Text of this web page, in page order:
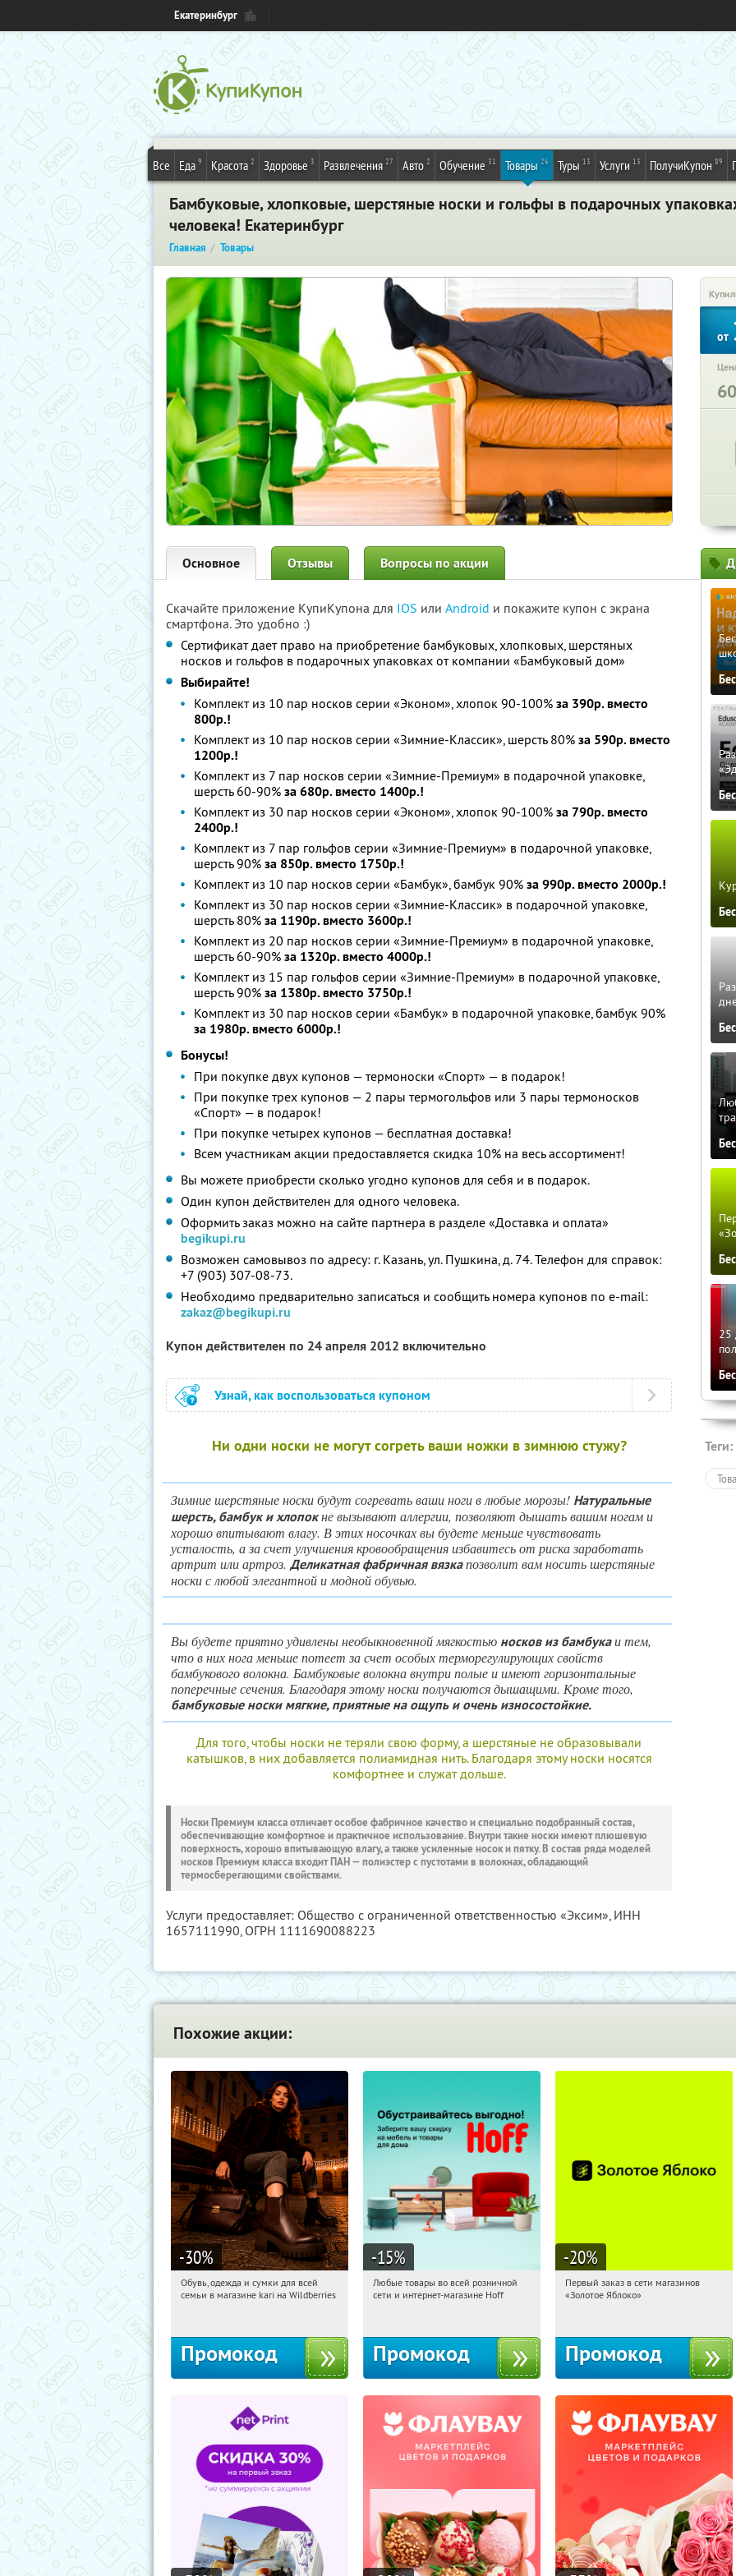
Екатеринбург
Все Еда 9 Красота 2 Здоровье 3 Развлечения 27 Авто 2 Обучение 31 Товары 26 Туры 13 Услуги 13 ПолучиКупон 89
Бамбуковые, хлопковые, шерстяные носки и гольфы в подарочных
человека! Екатеринбург
Главная Товары
от
Основное Отзывы Вопросы по акции
Скачайте приложение КупиКупона для IOS или Android и покажите купон с экрана
смартфона. Это удобно :)
Сертификат дает право на приобретение бамбуковых, хлопковых, шерстяных
носков и гольфов в подарочных упаковках от компании «Бамбуковый дом»
Выбирайте!
Комплект из 10 пар носков серии «Эконом», хлопок 90-100% за 390р. вместо
800р.!
Комплект из 10 пар носков серии «Зимние-Классик», шерсть 80% за 590р. вместо
1200р.!
Комплект из 7 пар носков серии «Зимние-Премиум» в подарочной упаковке,
шерсть 60-90% за 680р. вместо 1400р.!
Комплект из 30 пар носков серии «Эконом», хлопок 90-100% за 790р. вместо
2400р.!
Комплект из 7 пар гольфов серии «Зимние-Премиум» в подарочной упаковке,
шерсть 90% за 850р. вместо 1750р.!
Комплект из 10 пар носков серии «Бамбук», бамбук 90% за 990р. вместо 2000р.!
Комплект из 30 пар носков серии «Зимние-Классик» в подарочной упаковке,
шерсть 80% за 1190р. вместо 3600р.!
Комплект из 20 пар носков серии «Зимние-Премиум» в подарочной упаковке,
шерсть 60-90% за 1320р. вместо 4000р.!
Комплект из 15 пар гольфов серии «Зимние-Премиум» в подарочной упаковке,
шерсть 90% за 1380р. вместо 3750р.!
Комплект из 30 пар носков серии «Бамбук» в подарочной упаковке, бамбук 90%
за 1980р. вместо 6000р.!
Бонусы!
При покупке двух купонов — термоноски «Спорт» — в подарок!
При покупке трех купонов — 2 пары термогольфов или 3 пары термоносков
«Спорт» — в подарок!
При покупке четырех купонов — бесплатная доставка!
Всем участникам акции предоставляется скидка 10% на весь ассортимент!
Вы можете приобрести сколько угодно купонов для себя и в подарок.
Один купон действителен для одного человека.
Оформить заказ можно на сайте партнера в разделе «Доставка и оплата»
begikupi.ru
Возможен самовывоз по адресу: г. Казань, ул. Пушкина, д. 74. Телефон для справок:
+7 (903) 307-08-73.
Необходимо предварительно записаться и сообщить номера купонов по e-mail:
zakaz@begikupi.ru
Купон действителен по 24 апреля 2012 включительно
Узнай, как воспользоваться купоном
Ни одни носки не могут согреть ваши ножки в зимнюю стужу?
Зимние шерстяные носки будут согревать ваши ноги в любые морозы! Натуральные
шерсть, бамбук и хлопокне вызывают аллергии, позволяют дышать вашим ногам и
хорошо впитывают влагу. В этих носочках вы будете меньше чувствовать
усталость, а за счет улучшения кровообращения избавитесь от риска заработать
артрит или артроз. Деликатная фабричная вязкапозволит вам носить шерстяные
носки с любой элегантной и модной обувью.
Вы будете приятно удивлены необыкновенной мягкостью носков из бамбукаи тем,
что в них нога меньше потеет за счет особых терморегулирующих свойств
бамбукового волокна. Бамбуковые волокна внутри полые и имеют горизонтальные
поперечные сечения. Благодаря этому носки получаются дышащими. Кроме того,
бамбуковые носки мягкие, приятные на ощупь и очень износостойкие.
Для того, чтобы носки не теряли свою форму, а шерстяные не образовывали
катышков, в них добавляется полиамидная нить. Благодаря этому носки носятся
комфортнее и служат дольше.
Носки Премиум класса отличает особое фабричное качество и специально подобранный состав,
обеспечивающие комфортное и практичное использование. Внутри такие носки имеют плюшевую
поверхность, хорошо впитывающую влагу, а также усиленные носок и пятку. В состав ряда моделей
носков Премиум класса входит ПАН — полиэстер с пустотами в волокнах, обладающий
термосберегающими свойствами.
Услуги предоставляет: Общество с ограниченной ответственностью «Эксим», ИНН
1657111990, ОГРН 1111690088223
25
Теги:
Похожие акции:
-30%
02:52:52 Получили:
Обувь, одежда и сумки для всей
семьи в магазине kari на Wildberries
Промокод
-15%
02:52:52 Получили:
Любые товары во всей розничной
сети и интернет-магазине Hoff
Промокод
-20%
02:52:52
Получи первым!
Первый заказ в сети магазинов
«Золотое Яблоко»
Промокод